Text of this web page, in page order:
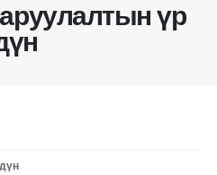
үр